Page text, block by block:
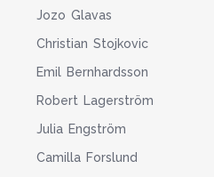
Jozo Glavas
Christian Stojkovic
Emil Bernhardsson
Robert Lagerström
Julia Engström
Camilla Forslund